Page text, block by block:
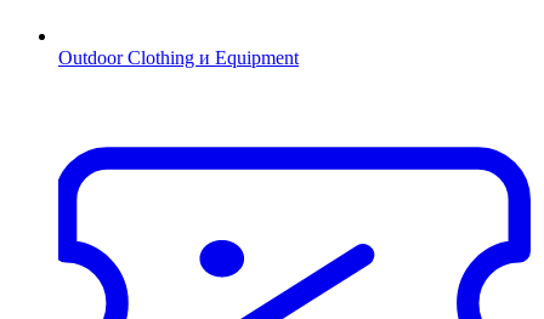
Outdoor Clothing и Equipment